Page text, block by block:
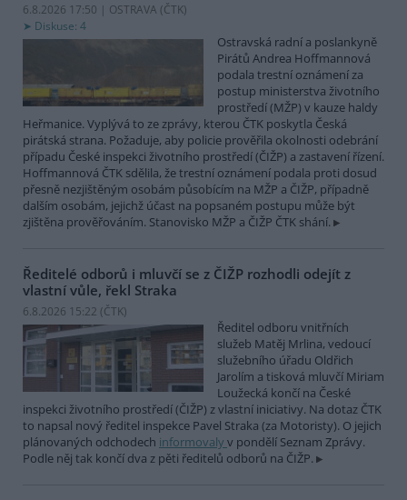
6.8.2026 17:50 | OSTRAVA (ČTK)
Diskuse: 4
Ostravská radní a poslankyně
Pirátů Andrea Hoffmannová
podala trestní oznámení za
postup ministerstva životního
prostředí (MŽP) v kauze haldy
Heřmanice. Vyplývá to ze zprávy, kterou ČTK poskytla Česká
pirátská strana. Požaduje, aby policie prověřila okolnosti odebrání
případu České inspekci životního prostředí (ČIŽP) a zastavení řízení.
Hoffmannová ČTK sdělila, že trestní oznámení podala proti dosud
přesně nezjištěným osobám působícím na MŽP a ČIŽP, případně
dalším osobám, jejichž účast na popsaném postupu může být
zjištěna prověřováním. Stanovisko MŽP a ČIŽP ČTK shání.
Ředitelé odborů i mluvčí se z ČIŽP rozhodli odejít z
vlastní vůle, řekl Straka
6.8.2026 15:22 (ČTK)
Ředitel odboru vnitřních
služeb Matěj Mrlina, vedoucí
služebního úřadu Oldřich
Jarolím a tisková mluvčí Miriam
Loužecká končí na České
inspekci životního prostředí (ČIŽP) z vlastní iniciativy. Na dotaz ČTK
to napsal nový ředitel inspekce Pavel Straka (za Motoristy). O jejich
plánovaných odchodech informovaly v pondělí Seznam Zprávy.
Podle něj tak končí dva z pěti ředitelů odborů na ČIŽP.